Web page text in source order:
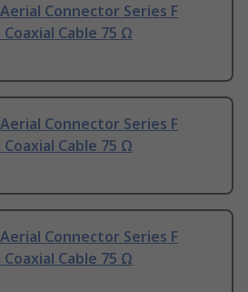
Aerial Connector Series F
Cable 75 Ω
Aerial Connector Series F
Cable 75 Ω
Aerial Connector Series F
Cable 75 Ω